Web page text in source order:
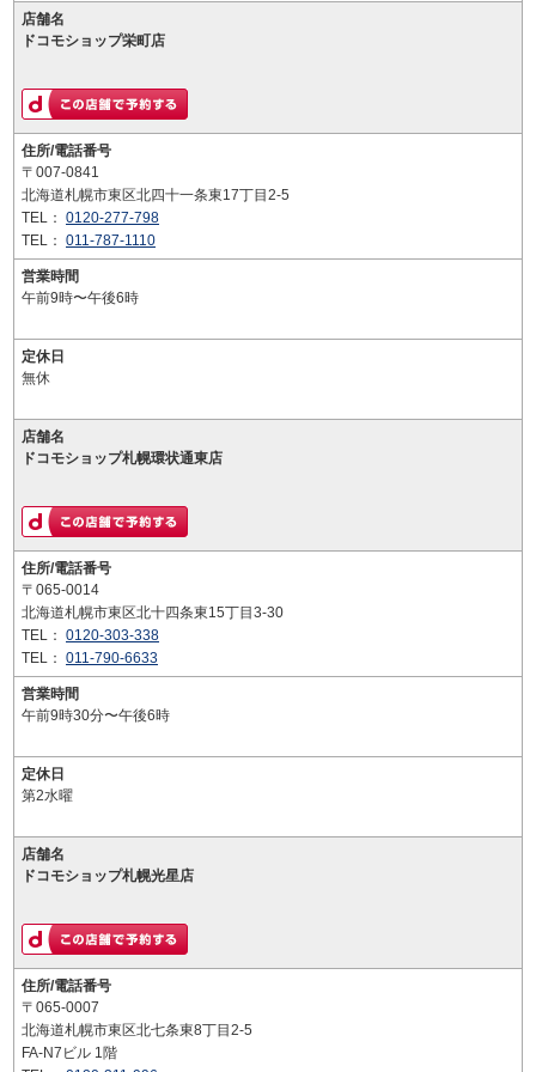
店舗名
ドコモショップ栄町店
住所/電話番号
〒007-0841
北海道札幌市東区北四十一条東17丁目2-5
TEL： 0120-277-798
TEL： 011-787-1110
営業時間
午前9時〜午後6時
定休日
無休
店舗名
ドコモショップ札幌環状通東店
住所/電話番号
〒065-0014
北海道札幌市東区北十四条東15丁目3-30
TEL： 0120-303-338
TEL： 011-790-6633
営業時間
午前9時30分〜午後6時
定休日
第2水曜
店舗名
ドコモショップ札幌光星店
住所/電話番号
〒065-0007
北海道札幌市東区北七条東8丁目2-5
FA-N7ビル 1階